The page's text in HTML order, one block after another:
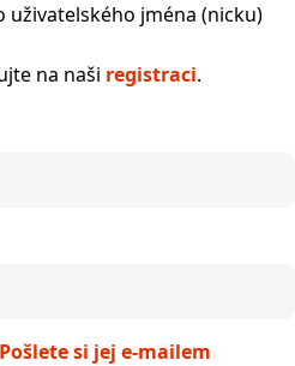
uživatelského jména (nicku)
na naši registraci.
Pošlete si jej e-mailem